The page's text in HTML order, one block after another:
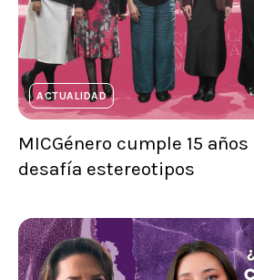
ACTUALIDAD
MICGénero cumple 15
desafía estereotipos